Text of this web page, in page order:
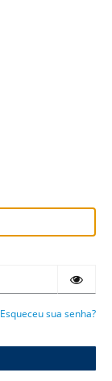
Esqueceu sua senha?